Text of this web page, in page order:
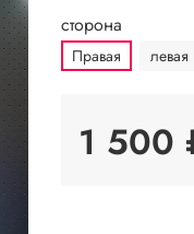
сторона
Правая левая
1 500